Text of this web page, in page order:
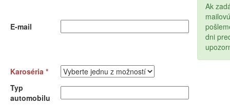
E-mail
Ak
dni
Karoséria *
Typ
automobilu